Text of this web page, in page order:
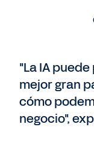
"La IA
mejor gran
cómo
negocio",